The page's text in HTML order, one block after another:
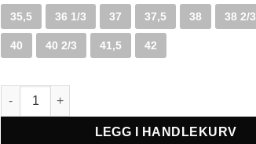
35,5 36 1/3 37 37,5 38 38 2/3
40 40 2/3 41,5 42
Kari hvit Dame antall
LEGG I HANDLEKURV